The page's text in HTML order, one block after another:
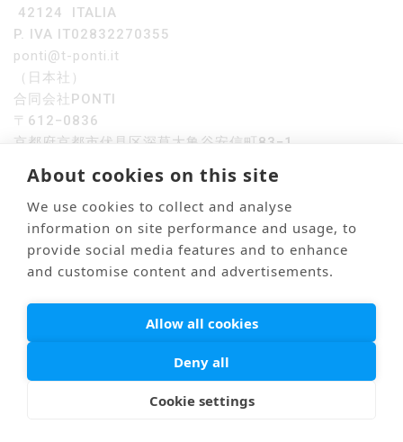
42124 ITALIA
P. IVA IT02832270355
ponti@t-ponti.it
（日本社）
合同会社PONTI
〒612−0836
京都府京都市伏見区深草大亀谷安信町83−1
お電話でもどうぞ
お急ぎ・超緊急でもご連絡ください。
24時間対応しています。
日本国内から：050-1780-2562
日本以外から：+39-0522-121-5999
海外医療通訳 Privacy Policy
About cookies on this site
We use cookies to collect and analyse
information on site performance and usage, to
provide social media features and to enhance
and customise content and advertisements.
Allow all cookies
Deny all
Cookie settings